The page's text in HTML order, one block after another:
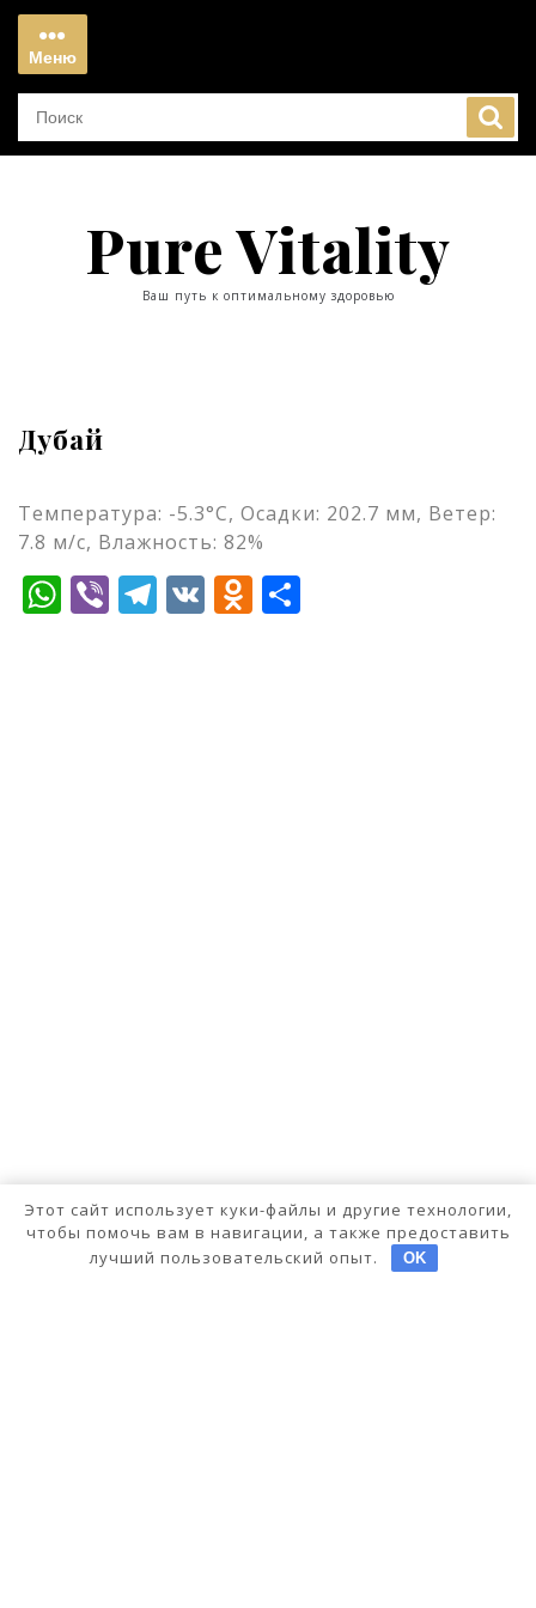
Перейти
содержимому
Меню
Меню
Pure Vitality
Ваш путь к оптимальному здоровью
Дубай
Температура: -5.3°C, Осадки: 202.7 мм, Ветер:
7.8 м/с, Влажность: 82%
WhatsApp
ViberTelegram
VKOdnoklassniki
Этот сайт использует куки-файлы и другие технологии,
чтобы помочь вам в навигации, а также предоставить
лучший пользовательский опыт.
OK